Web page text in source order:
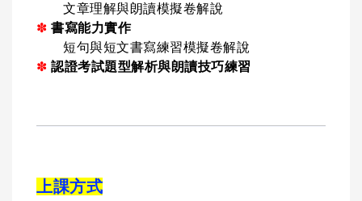
文章理解與朗讀模擬卷解說
✽ 書寫能力實作
短句與短文書寫練習模擬卷解說
✽ 認證考試題型解析與朗讀技巧練習
上課方式